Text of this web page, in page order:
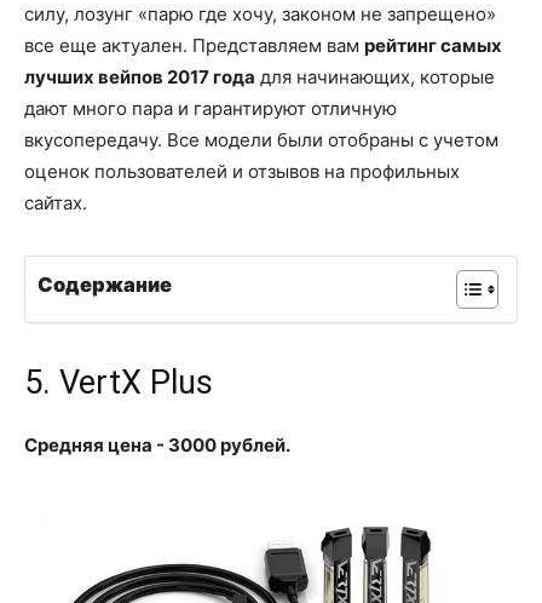
силу, лозунг «парю где хочу, законом не запрещено»
все еще актуален. Представляем вам рейтинг самых
лучших вейпов 2017 года для начинающих, которые
дают много пара и гарантируют отличную
вкусопередачу. Все модели были отобраны с учетом
оценок пользователей и отзывов на профильных
сайтах.
Содержание
5. VertX Plus
Средняя цена - 3000 рублей.